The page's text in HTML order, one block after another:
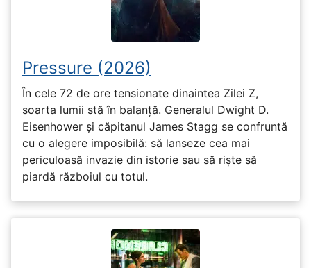
Pressure (2026)
În cele 72 de ore tensionate dinaintea Zilei Z,
soarta lumii stă în balanță. Generalul Dwight D.
Eisenhower și căpitanul James Stagg se confruntă
cu o alegere imposibilă: să lanseze cea mai
periculoasă invazie din istorie sau să riște să
piardă războiul cu totul.